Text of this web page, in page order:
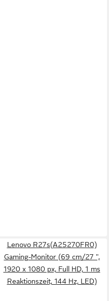
Lenovo R27s(A25270FR0)
Gaming-Monitor (69 cm/27 ",
1920 x 1080 px, Full HD, 1 ms
Reaktionszeit, 144 Hz, LED)